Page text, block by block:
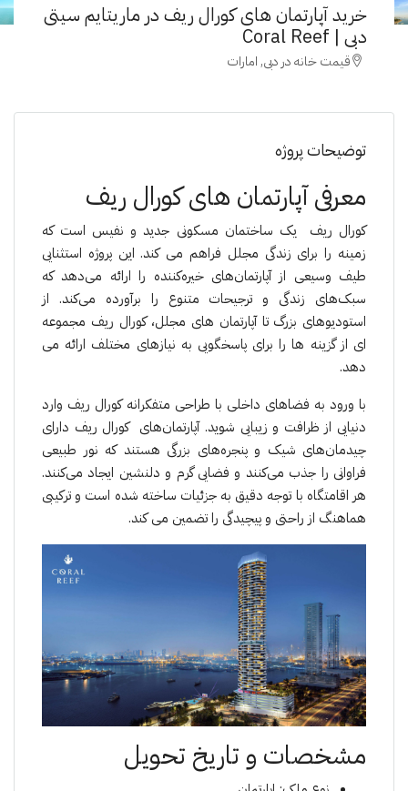
خرید آپارتمان های کورال ریف در ماریتایم سیتی
دبی | Coral Reef
قیمت خانه در دبی, امارات
توضیحات پروژه
معرفی آپارتمان های کورال ریف
کورال ریف یک ساختمان مسکونی جدید و نفیس است که
زمینه را برای زندگی مجلل فراهم می کند. این پروژه استثنایی
طیف وسیعی از آپارتمان‌های خیره‌کننده را ارائه می‌دهد که
سبک‌های زندگی و ترجیحات متنوع را برآورده می‌کند. از
استودیوهای بزرگ تا آپارتمان های مجلل، کورال ریف مجموعه
ای از گزینه ها را برای پاسخگویی به نیازهای مختلف ارائه می
دهد.
با ورود به فضاهای داخلی با طراحی متفکرانه کورال ریف وارد
دنیایی از ظرافت و زیبایی شوید. آپارتمان‌های کورال ریف دارای
چیدمان‌های شیک و پنجره‌های بزرگی هستند که نور طبیعی
فراوانی را جذب می‌کنند و فضایی گرم و دلنشین ایجاد می‌کنند.
هر اقامتگاه با توجه دقیق به جزئیات ساخته شده است و ترکیبی
هماهنگ از راحتی و پیچیدگی را تضمین می کند.
مشخصات و تاریخ تحویل